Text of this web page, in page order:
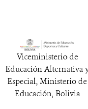
Viceministerio de
Educación Alternativa
Especial, Ministerio de
Educación, Bolivia